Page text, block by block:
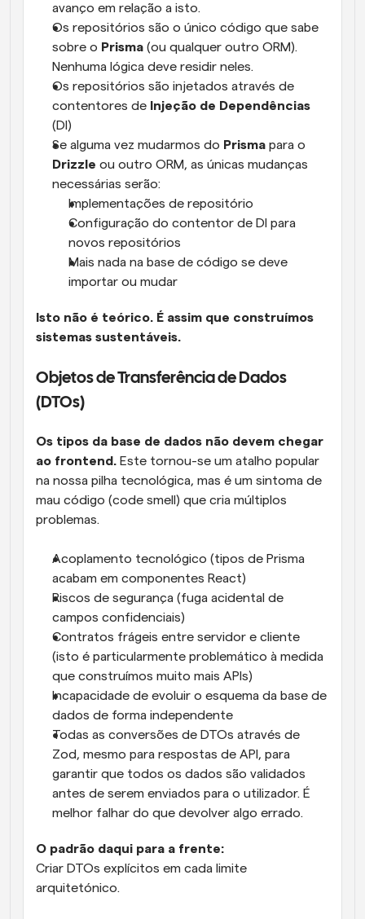
avanço em relação a isto.
Os repositórios são o único código que sabe
sobre o Prisma (ou qualquer outro ORM).
Nenhuma lógica deve residir neles.
Os repositórios são injetados através de
contentores de Injeção de Dependências
(DI)
Se alguma vez mudarmos do Prisma
Drizzle ou outro ORM, as únicas mudanças
necessárias serão:
Implementações de repositório
Configuração do contentor de DI para
novos repositórios
Mais nada na base de código se deve
importar ou mudar
Isto não é teórico. É assim que construímos
sistemas sustentáveis.
Objetos de Transferência de Dados
(DTOs)
Os tipos da base de dados não devem chegar
ao frontend. Este tornou-se um atalho popular
na nossa pilha tecnológica, mas é um sintoma de
mau código (code smell) que cria múltiplos
problemas.
Acoplamento tecnológico (tipos de Prisma
acabam em componentes React)
Riscos de segurança (fuga acidental de
campos confidenciais)
Contratos frágeis entre servidor e cliente
(isto é particularmente problemático à medida
que construímos muito mais APIs)
Incapacidade de evoluir o esquema da base de
dados de forma independente
Todas as conversões de DTOs através de
Zod, mesmo para respostas de API, para
garantir que todos os dados são validados
antes de serem enviados para o utilizador. É
melhor falhar do que devolver algo errado.
O padrão daqui para a frente:
Criar DTOs explícitos em cada limite
arquitetónico.